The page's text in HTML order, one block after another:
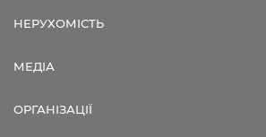
НЕРУХОМІСТЬ
МЕДІА
ОРГАНІЗАЦІЇ